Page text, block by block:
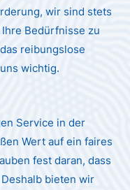
wir sind stets
Bedürfnisse zu
reibungslose
wichtig.
Service in der
Wert auf ein faires
fest daran, dass
bieten wir